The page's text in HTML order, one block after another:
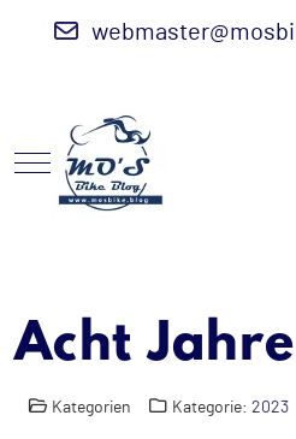
Mobile Menu Toggle
Acht
Kategorien Kategorie: 2023